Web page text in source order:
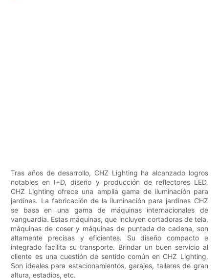
Tras años de desarrollo, CHZ Lighting ha alcanzado logros
notables en I+D, diseño y producción de reflectores LED.
CHZ Lighting ofrece una amplia gama de iluminación para
jardines. La fabricación de la iluminación para jardines CHZ
se basa en una gama de máquinas internacionales de
vanguardia. Estas máquinas, que incluyen cortadoras de tela,
máquinas de coser y máquinas de puntada de cadena, son
altamente precisas y eficientes. Su diseño compacto e
integrado facilita su transporte. Brindar un buen servicio al
cliente es una cuestión de sentido común en CHZ Lighting.
Son ideales para estacionamientos, garajes, talleres de gran
altura, estadios, etc.